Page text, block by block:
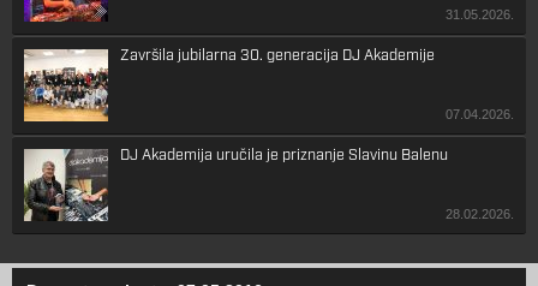
31.05.2026.
Završila jubilarna 30. generacija DJ Akademije
07.04.2026.
DJ Akademija uručila je priznanje Slavinu Balenu
28.02.2026.